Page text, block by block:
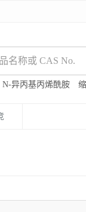
N-异丙基丙烯酰胺